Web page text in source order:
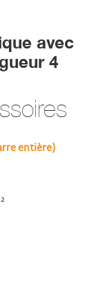
avec
4
entière)